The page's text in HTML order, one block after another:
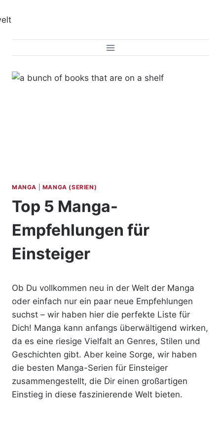
Inhalt
MANGA MANGA (SERIEN)
Top 5 Manga-
Empfehlungen für
Einsteiger
Ob Du vollkommen neu in der Welt der Manga
oder einfach nur ein paar neue Empfehlungen
suchst – wir haben hier die perfekte Liste für
Dich! Manga kann anfangs überwältigend wirken,
da es eine riesige Vielfalt an Genres, Stilen und
Geschichten gibt. Aber keine Sorge, wir haben
die besten Manga-Serien für Einsteiger
zusammengestellt, die Dir einen großartigen
Einstieg in diese faszinierende Welt bieten.